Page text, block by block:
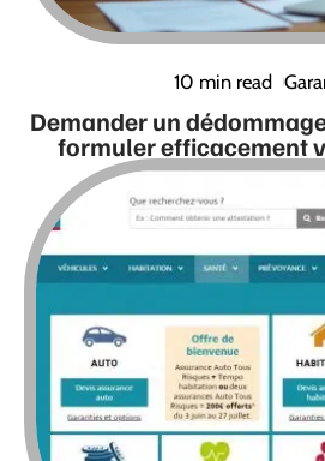
10 min read
Demander un
formuler efficacement